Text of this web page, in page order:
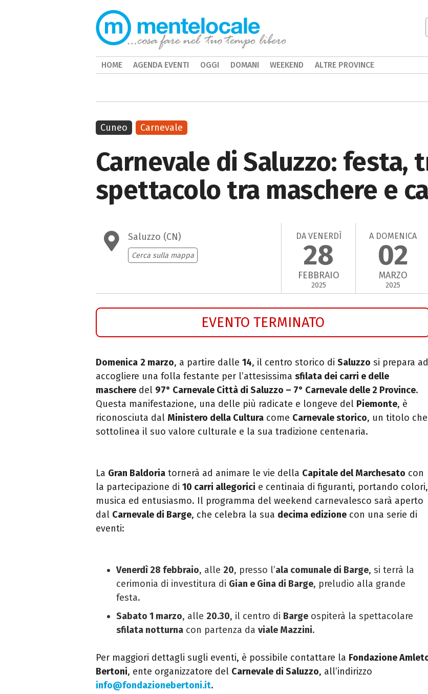
Carnevale di Saluzzo: festa,
spettacolo tra maschere e
Saluzzo (CN)
Cerca sulla mappa
DA VENERDÌ
28
FEBBRAIO
2025
A DOMENICA
02
MARZO
2025
EVENTO TERMINATO
Domenica 2 marzo, a partire dalle 14, il centro storico di Saluzzo si prepara ad
accogliere una folla festante per l’attesissima sfilata dei carri e delle
maschere del 97° Carnevale Città di Saluzzo – 7° Carnevale delle 2 Province.
Questa manifestazione, una delle più radicate e longeve del Piemonte, è
riconosciuta dal Ministero della Cultura come Carnevale storico, un titolo che
sottolinea il suo valore culturale e la sua tradizione centenaria.
La Gran Baldoria tornerà ad animare le vie della Capitale del Marchesato con
la partecipazione di 10 carri allegorici e centinaia di figuranti, portando colori,
musica ed entusiasmo. Il programma del weekend carnevalesco sarà aperto
dal Carnevale di Barge, che celebra la sua decima edizione con una serie di
eventi:
Venerdì 28 febbraio, alle 20, presso l’ala comunale di Barge, si terrà la
cerimonia di investitura di Gian e Gina di Barge, preludio alla grande
festa.
Sabato 1 marzo, alle 20.30, il centro di Barge ospiterà la spettacolare
sfilata notturna con partenza da viale Mazzini.
Per maggiori dettagli sugli eventi, è possibile contattare la Fondazione
Bertoni, ente organizzatore del Carnevale di Saluzzo, all’indirizzo
info@fondazionebertoni.it.
Cuneo Carnevale
HOME AGENDA EVENTI OGGI DOMANI WEEKEND ALTRE PROVINCE